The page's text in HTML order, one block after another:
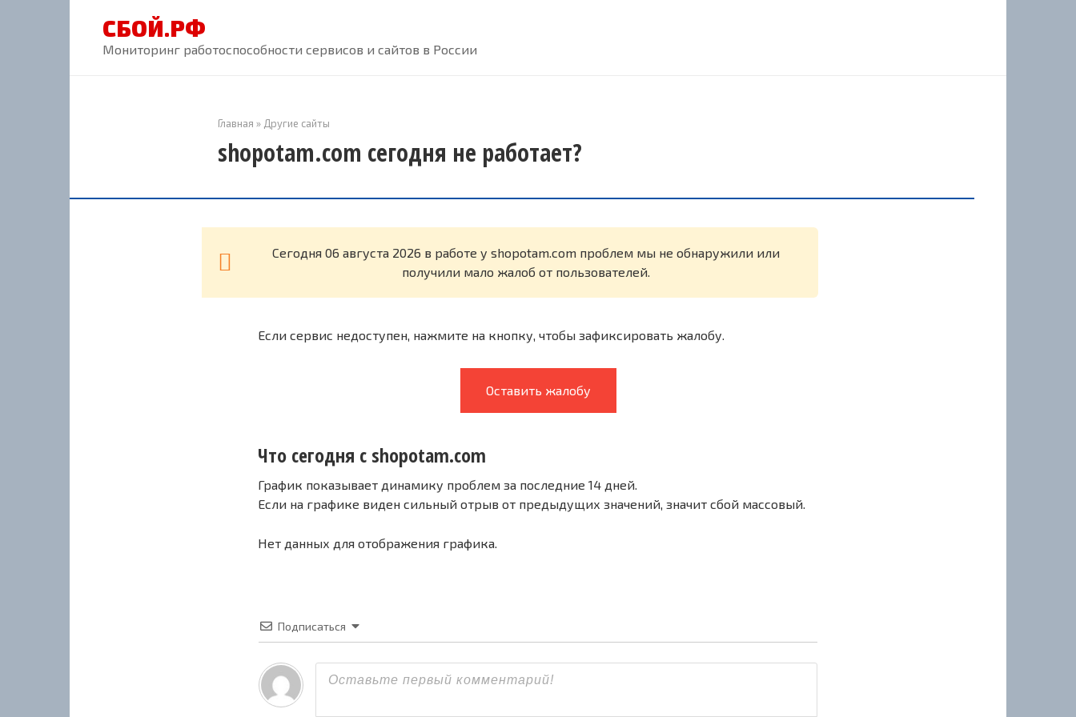
СБОЙ.РФ
Мониторинг работоспособности сервисов и сайтов в России
Главная » Другие сайты
shopotam.com сегодня не работает?
Cегодня 06 августа 2026 в работе у shopotam.com проблем мы не обнаружили или
получили мало жалоб от пользователей.
Если сервис недоступен, нажмите на кнопку, чтобы зафиксировать жалобу.
Оставить жалобу
Что сегодня с shopotam.com
График показывает динамику проблем за последние 14 дней.
Если на графике виден сильный отрыв от предыдущих значений, значит сбой массовый.
Нет данных для отображения графика.
Подписаться